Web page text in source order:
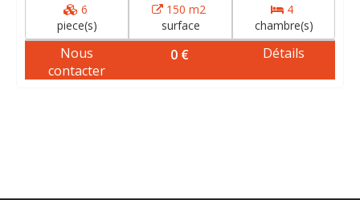
6
piece(s)
150 m2
surface
4
chambre(s)
Nous
contacter
0 € Détails